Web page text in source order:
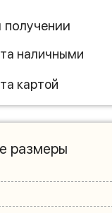
наличными
картой
размеры